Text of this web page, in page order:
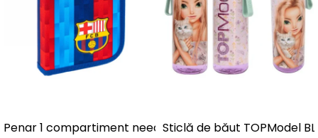
Penar 1 compartiment neechipat FC Barcelona
Sticlă de băut TOPModel